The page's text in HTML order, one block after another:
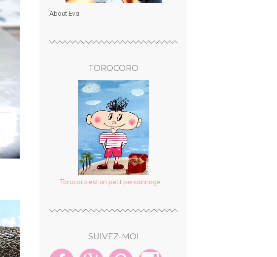
About Eva
TOROCORO
Torocoro est un petit personnage ...
SUIVEZ-MOI